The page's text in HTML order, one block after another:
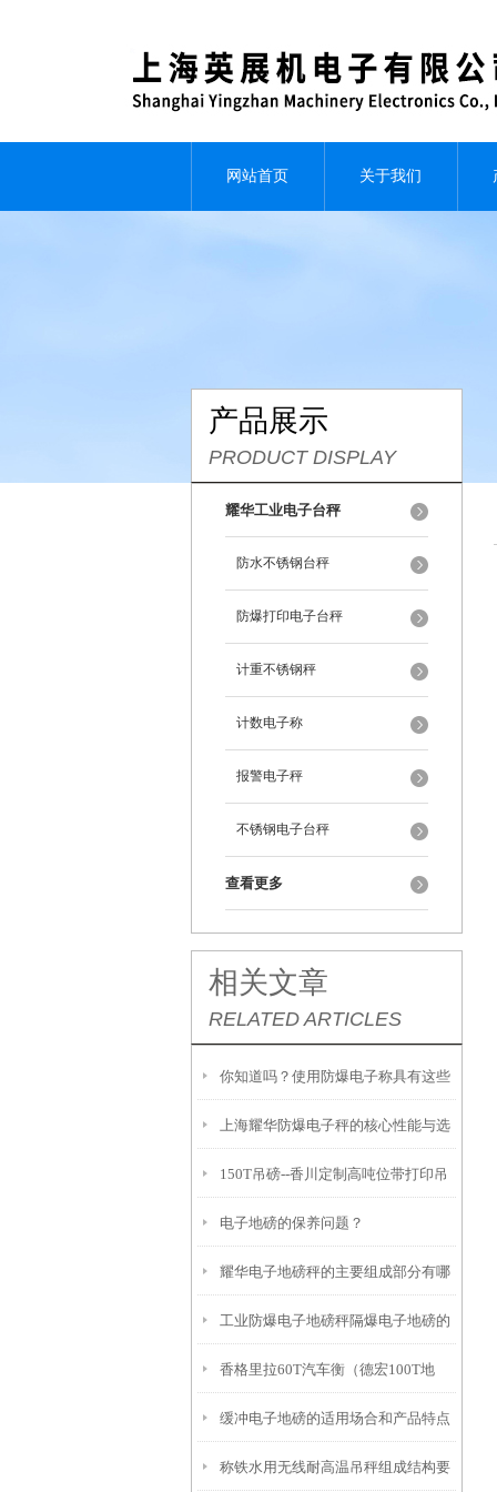
网站首页 关于我们
产品展示
PRODUCT DISPLAY
耀华工业电子台秤
防水不锈钢台秤
防爆打印电子台秤
计重不锈钢秤
计数电子称
报警电子秤
不锈钢电子台秤
查看更多
相关文章
RELATED ARTICLES
你知道吗？使用防爆电子称具有这些
优势！
上海耀华防爆电子秤的核心性能与选
型要点
150T吊磅--香川定制高吨位带打印吊
秤
电子地磅的保养问题？
耀华电子地磅秤的主要组成部分有哪
些？
工业防爆电子地磅秤隔爆电子地磅的
应用与标准
香格里拉60T汽车衡（德宏100T地
磅）峨山地磅）古城100T吊秤维修
缓冲电子地磅的适用场合和产品特点
称铁水用无线耐高温吊秤组成结构要